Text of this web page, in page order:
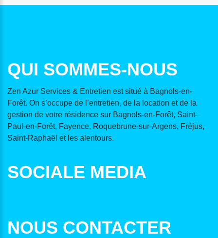
QUI SOMMES-NOUS
Zen Azur Services & Entretien est situé à Bagnols-en-
Forêt. On s’occupe de l’entretien, de la location et de la
gestion de votre résidence sur Bagnols-en-Forêt, Saint-
Paul-en-Forêt, Fayence, Roquebrune-sur-Argens, Fréjus,
Saint-Raphaël et les alentours.
SOCIALE MEDIA
NOUS CONTACTER